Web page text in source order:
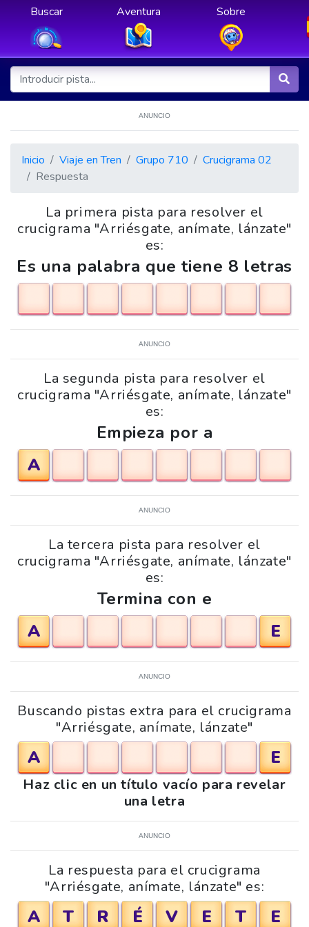
Buscar Aventura Sobre
ANUNCIO
Inicio Viaje en Tren Grupo 710
Crucigrama 02
Respuesta
La primera pista para resolver el
crucigrama "Arriésgate, anímate, lánzate"
es:
Es una palabra que tiene 8 letras
ANUNCIO
La segunda pista para resolver el
crucigrama "Arriésgate, anímate, lánzate"
es:
Empieza por a
A
ANUNCIO
La tercera pista para resolver el
crucigrama "Arriésgate, anímate, lánzate"
es:
Termina con e
A
E
ANUNCIO
Buscando pistas extra para el crucigrama
"Arriésgate, anímate, lánzate"
A E
Haz clic en un título vacío para revelar
una letra
ANUNCIO
La respuesta para el crucigrama
"Arriésgate, anímate, lánzate" es:
A T R É V E T E